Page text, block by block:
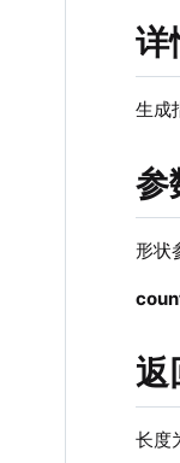
详
生成
参
形状
返
长度